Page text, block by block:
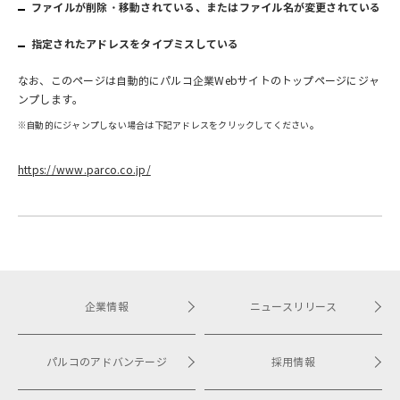
ファイルが削除・移動されている、またはファイル名が変更されている
指定されたアドレスをタイプミスしている
なお、このページは自動的にパルコ企業Webサイトのトップページにジャ
ンプします。
※自動的にジャンプしない場合は下記アドレスをクリックしてください。
https://www.parco.co.jp/
企業情報
パルコのアドバンテージ
ニュースリリース
採用情報